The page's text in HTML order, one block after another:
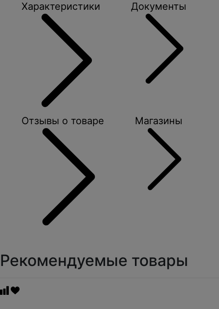
Характеристики Документы
Отзывы о товаре Магазины
Рекомендуемые товары